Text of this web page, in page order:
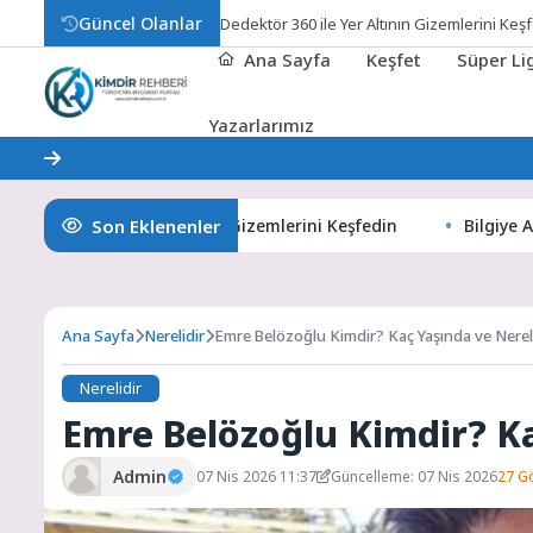
Güncel Olanlar Dedektör 360 ile Yer Altının Gizemlerini
Ana Sayfa Keşfet Süper
Yazarlarımız
Son Eklenenler
360 ile Yer Altının Gizemlerini Keşfedin Bilgiye Açılan
Ana Sayfa Nerelidir Emre Belözoğlu Kimdir? Kaç Yaşında ve
Nerelidir
Emre Belözoğlu Kimdir?
Admin 07 Nis 2026 11:37 Güncelleme: 07 Nis 202627